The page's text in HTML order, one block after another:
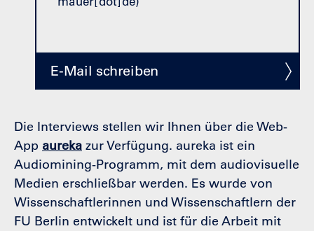
E-Mail schreiben
Die Interviews stellen wir Ihnen über die Web-
App aureka zur Verfügung. aureka ist ein
Audiomining-Programm, mit dem audiovisuelle
Medien erschließbar werden. Es wurde von
Wissenschaftlerinnen und Wissenschaftlern der
FU Berlin entwickelt und ist für die Arbeit mit